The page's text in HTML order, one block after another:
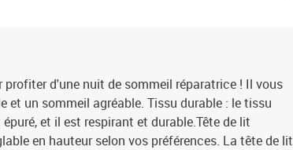
d'une nuit de sommeil réparatrice ! Il vous
et un sommeil agréable. Tissu durable : le tissu
et il est respirant et durable.Tête de lit
en hauteur selon vos préférences. La tête de lit